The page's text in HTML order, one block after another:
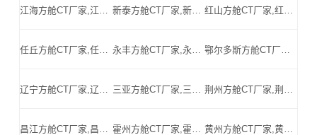
江海方舱CT厂家,江海方舱式CT,江海CT方舱,江海方舱CT,江海医用CT方舱,江海移动方舱CT-江海医用CT方舱公司 新泰方舱CT厂家,新泰方舱式CT,新泰CT方舱,新泰方舱CT,新泰医用CT方舱,新泰移动方舱CT-新泰医用CT方舱公司 红山方舱CT厂家,红山方舱式CT,红山CT方舱,红山方舱CT,红山医用CT方舱,红山移动方舱CT-红山医用CT方舱公司
任丘方舱CT厂家,任丘方舱式CT,任丘CT方舱,任丘方舱CT,任丘医用CT方舱,任丘移动方舱CT-任丘医用CT方舱公司 永丰方舱CT厂家,永丰方舱式CT,永丰CT方舱,永丰方舱CT,永丰医用CT方舱,永丰移动方舱CT-永丰医用CT方舱公司 鄂尔多斯方舱CT厂家,鄂尔多斯方舱式CT,鄂尔多斯CT方舱,鄂尔多斯方舱CT,鄂尔多斯医用CT方舱,鄂尔多斯移动方舱CT-鄂尔多斯医用CT方舱公司
辽宁方舱CT厂家,辽宁方舱式CT,辽宁CT方舱,辽宁方舱CT,辽宁医用CT方舱,辽宁移动方舱CT-辽宁医用CT方舱公司 三亚方舱CT厂家,三亚方舱式CT,三亚CT方舱,三亚方舱CT,三亚医用CT方舱,三亚移动方舱CT-三亚医用CT方舱公司 荆州方舱CT厂家,荆州方舱式CT,荆州CT方舱,荆州方舱CT,荆州医用CT方舱,荆州移动方舱CT-荆州医用CT方舱公司
昌江方舱CT厂家,昌江方舱式CT,昌江CT方舱,昌江方舱CT,昌江医用CT方舱,昌江移动方舱CT-昌江医用CT方舱公司 霍州方舱CT厂家,霍州方舱式CT,霍州CT方舱,霍州方舱CT,霍州医用CT方舱,霍州移动方舱CT-霍州医用CT方舱公司 黄州方舱CT厂家,黄州方舱式CT,黄州CT方舱,黄州方舱CT,黄州医用CT方舱,黄州移动方舱CT-黄州医用CT方舱公司